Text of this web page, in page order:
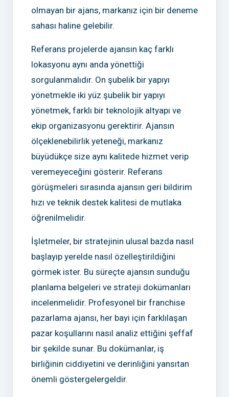
olmayan bir ajans, markanız için bir deneme
sahası haline gelebilir.
Referans projelerde ajansın kaç farklı
lokasyonu aynı anda yönettiği
sorgulanmalıdır. On şubelik bir yapıyı
yönetmekle iki yüz şubelik bir yapıyı
yönetmek, farklı bir teknolojik altyapı ve
ekip organizasyonu gerektirir. Ajansın
ölçeklenebilirlik yeteneği, markanız
büyüdükçe size aynı kalitede hizmet verip
veremeyeceğini gösterir. Referans
görüşmeleri sırasında ajansın geri bildirim
hızı ve teknik destek kalitesi de mutlaka
öğrenilmelidir.
İşletmeler, bir stratejinin ulusal bazda nasıl
başlayıp yerelde nasıl özelleştirildiğini
görmek ister. Bu süreçte ajansın sunduğu
planlama belgeleri ve strateji dokümanları
incelenmelidir. Profesyonel bir franchise
pazarlama ajansı, her bayi için farklılaşan
pazar koşullarını nasıl analiz ettiğini şeffaf
bir şekilde sunar. Bu dokümanlar, iş
birliğinin ciddiyetini ve derinliğini yansıtan
önemli göstergelergeldir.